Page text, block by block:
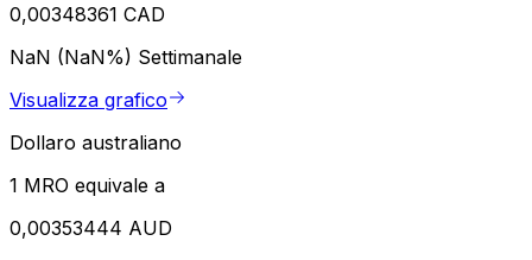
0,00348361 CAD
NaN (NaN%) Settimanale
Visualizza grafico
Dollaro australiano
1 MRO equivale a
0,00353444 AUD